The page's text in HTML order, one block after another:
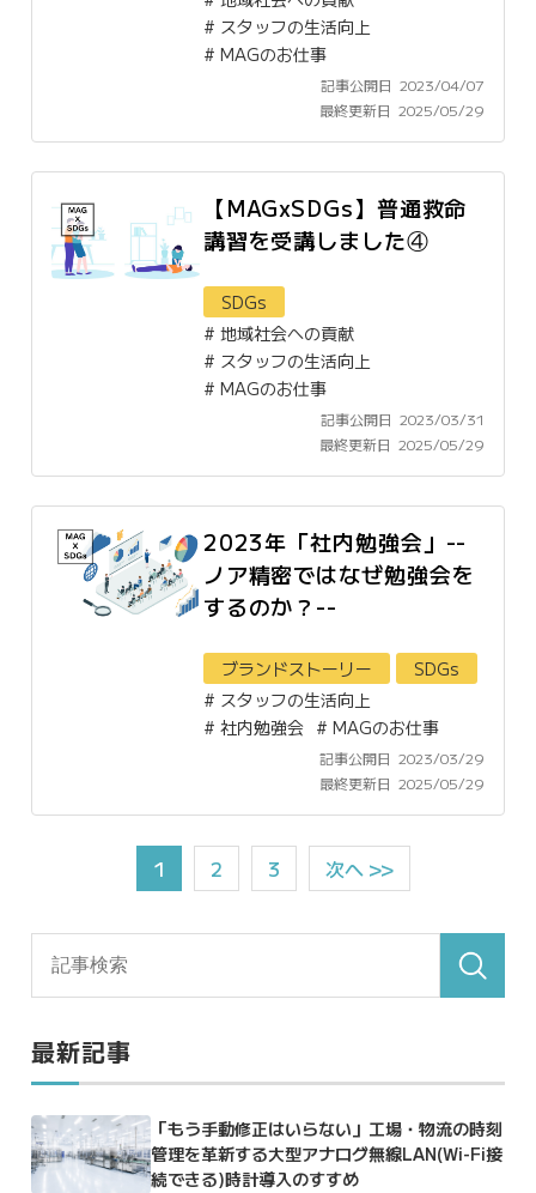
# スタッフの生活向上
# MAGのお仕事
記事公開日 2023/04/07
最終更新日 2025/05/29
【MAGxSDGs】普通救命
講習を受講しました④
SDGs
# 地域社会への貢献
# スタッフの生活向上
# MAGのお仕事
記事公開日 2023/03/31
最終更新日 2025/05/29
2023年「社内勉強会」--
ノア精密ではなぜ勉強会を
するのか？--
ブランドストーリー
SDGs
# スタッフの生活向上
# 社内勉強会 # MAGのお仕事
記事公開日 2023/03/29
最終更新日 2025/05/29
1 2 3 次へ >>
最新記事
「もう手動修正はいらない」工場・物流の時刻
管理を革新する大型アナログ無線LAN(Wi-Fi接
続できる)時計導入のすすめ